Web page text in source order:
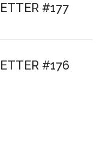
#177
#176